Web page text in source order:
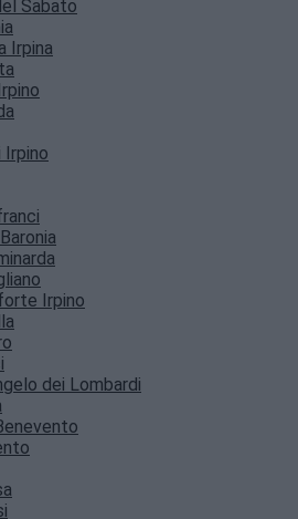
Sabato
Irpina
Irpino
Irpino
dei Lombardi